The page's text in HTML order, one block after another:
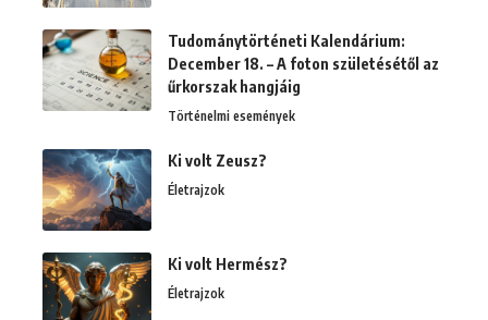
Tudománytörténeti Kalendárium:
December 18. – A foton születésétől az
űrkorszak hangjáig
Történelmi események
Ki volt Zeusz?
Életrajzok
Ki volt Hermész?
Életrajzok